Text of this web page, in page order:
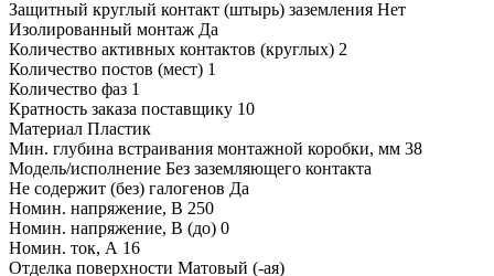
Защитный круглый контакт (штырь) заземления Нет
Изолированный монтаж Да
Количество активных контактов (круглых) 2
Количество постов (мест) 1
Количество фаз 1
Кратность заказа поставщику 10
Материал Пластик
Мин. глубина встраивания монтажной коробки, мм 38
Модель/исполнение Без заземляющего контакта
Не содержит (без) галогенов Да
Номин. напряжение, В 250
Номин. напряжение, В (до) 0
Номин. ток, А 16
Отделка поверхности Матовый (-ая)